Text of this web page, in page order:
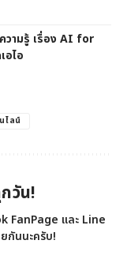
วามรู้ เรื่อง AI for
อไอ
ไลน์
วัน!
FanPage และ Line
กันนะครับ!